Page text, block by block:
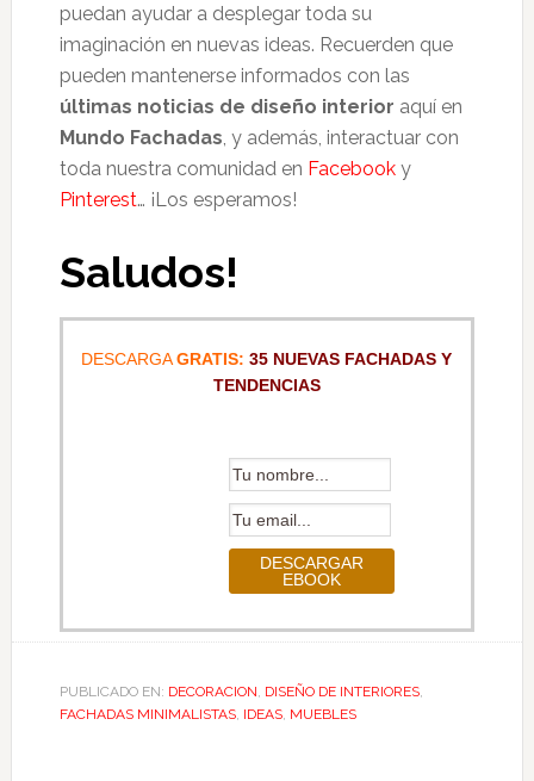
puedan ayudar a desplegar toda su
imaginación en nuevas ideas. Recuerden que
pueden mantenerse informados con las
últimas noticias de diseño interior aquí en
Mundo Fachadas , y además, interactuar con
toda nuestra comunidad en Facebooky
Pinterest… ¡Los esperamos!
Saludos!
DESCARGAGRATIS: 35 NUEVAS FACHADAS Y
TENDENCIAS
PUBLICADO EN: DECORACION DISEÑO DE INTERIORES,
FACHADAS MINIMALISTAS, IDEAS, MUEBLES